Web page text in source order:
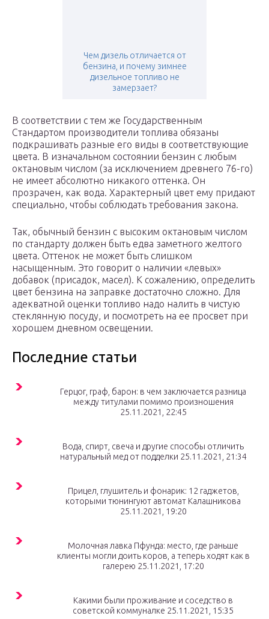
Чем дизель отличается от
бензина, и почему зимнее
дизельное топливо не
замерзает?
В соответствии с тем же Государственным
Стандартом производители топлива обязаны
подкрашивать разные его виды в соответствующие
цвета. В изначальном состоянии бензин с любым
октановым числом (за исключением древнего 76-го)
не имеет абсолютно никакого оттенка. Он
прозрачен, как вода. Характерный цвет ему придают
специально, чтобы соблюдать требования закона.
Так, обычный бензин с высоким октановым числом
по стандарту должен быть едва заметного желтого
цвета. Оттенок не может быть слишком
насыщенным. Это говорит о наличии «левых»
добавок (присадок, масел). К сожалению, определить
цвет бензина на заправке достаточно сложно. Для
адекватной оценки топливо надо налить в чистую
стеклянную посуду, и посмотреть на ее просвет при
хорошем дневном освещении.
Последние статьи
Герцог, граф, барон: в чем заключается разница
между титулами помимо произношения
25.11.2021, 22:45
Вода, спирт, свеча и другие способы отличить
натуральный мед от подделки 25.11.2021, 21:34
Прицел, глушитель и фонарик: 12 гаджетов,
которыми тюнингуют автомат Калашникова
25.11.2021, 19:20
Молочная лавка Пфунда: место, где раньше
клиенты могли доить коров, а теперь ходят как в
галерею 25.11.2021, 17:20
Какими были проживание и соседство в
советской коммуналке 25.11.2021, 15:35